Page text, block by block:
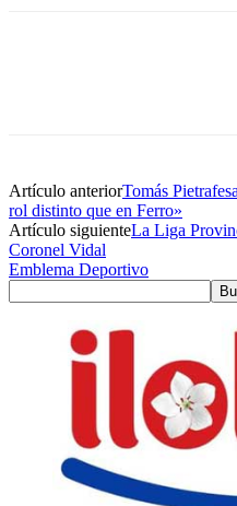
Artículo anteriorTomás
rol distinto que en Ferro»
Artículo siguienteLa Liga
Coronel Vidal
Emblema Deportivo